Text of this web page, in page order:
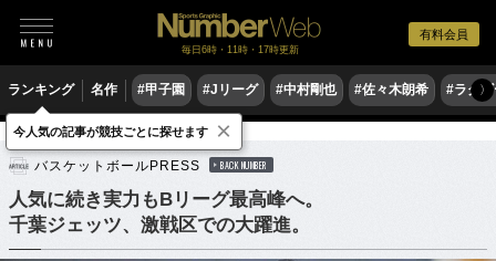
有料会員
毎日6時・11時・17時更新
ランキング 名作 #甲子園 #Jリーグ #中村剛也 #佐々木朗希 #ラグ〉
バスケットボール Bリーグ
バスケットボールPRESS BACK NUMBER
人気に続き実力もBリーグ最高峰へ。
千葉ジェッツ、激戦区での大躍進。
今人気の記事が競技ごとに探せます ×